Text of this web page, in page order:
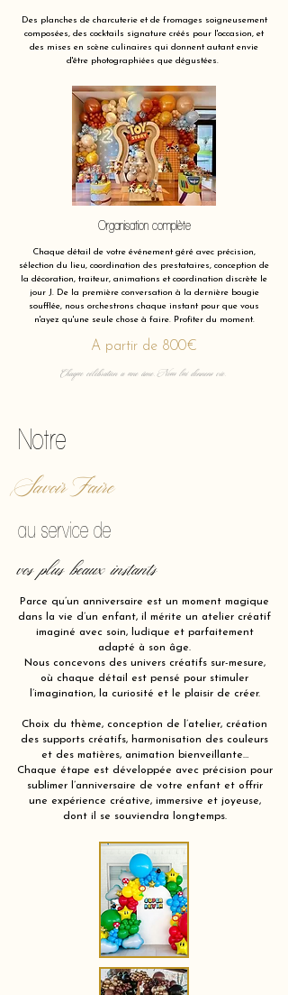
Des planches de charcuterie et de fromages soigneusement
composées, des cocktails signature créés pour l'occasion, et
des mises en scène culinaires qui donnent autant envie
d'être photographiées que dégustées.
Organisation complète
Chaque détail de votre événement géré avec précision,
sélection du lieu, coordination des prestataires, conception de
la décoration, traiteur, animations et coordination discrète le
jour J. De la première conversation à la dernière bougie
soufflée, nous orchestrons chaque instant pour que vous
n'ayez qu'une seule chose à faire. Profiter du moment.
A partir de 800€
Chaque célébration a une âme. Nous lui donnons vie.
Notre
Savoir Faire
au service de
vos plus beaux instants
Parce qu’un anniversaire est un moment magique
dans la vie d’un enfant, il mérite un atelier créatif
imaginé avec soin, ludique et parfaitement
adapté à son âge.
Nous concevons des univers créatifs sur-mesure,
où chaque détail est pensé pour stimuler
l’imagination, la curiosité et le plaisir de créer.
Choix du thème, conception de l’atelier, création
des supports créatifs, harmonisation des couleurs
et des matières, animation bienveillante…
Chaque étape est développée avec précision pour
sublimer l’anniversaire de votre enfant et offrir
une expérience créative, immersive et joyeuse,
dont il se souviendra longtemps.